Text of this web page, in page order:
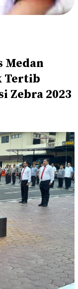
Medan
Tertib
Zebra 2023